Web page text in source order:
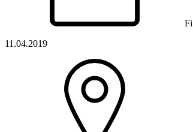
Fi
11.04.2019